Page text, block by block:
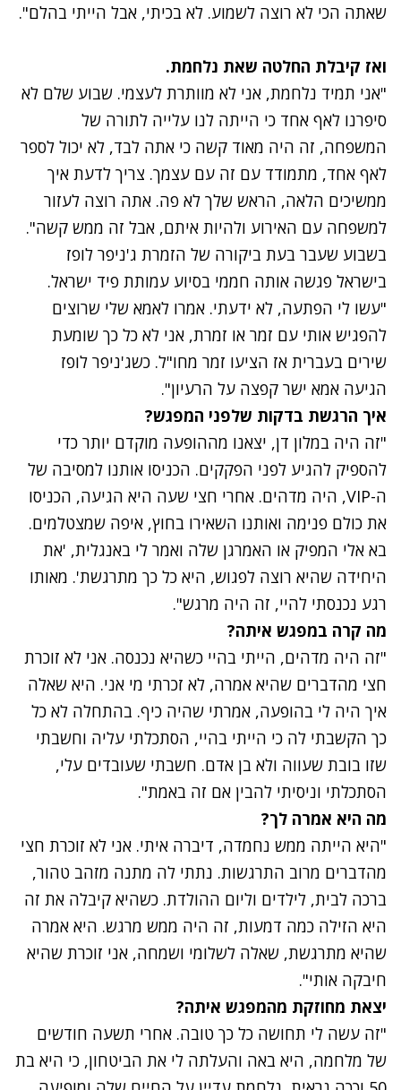
שאתה הכי לא רוצה לשמוע. לא בכיתי, אבל הייתי בהלם".
ואז קיבלת החלטה שאת נלחמת.
"אני תמיד נלחמת, אני לא מוותרת לעצמי. שבוע שלם לא
סיפרנו לאף אחד כי הייתה לנו עלייה לתורה של
המשפחה, זה היה מאוד קשה כי אתה לבד, לא יכול לספר
לאף אחד, מתמודד עם זה עם עצמך. צריך לדעת איך
ממשיכים הלאה, הראש שלך לא פה. אתה רוצה לעזור
למשפחה עם האירוע ולהיות איתם, אבל זה ממש קשה".
בשבוע שעבר בעת ביקורה של הזמרת ג'ניפר לופז
בישראל פגשה אותה חממי בסיוע עמותת פיד ישראל.
"עשו לי הפתעה, לא ידעתי. אמרו לאמא שלי שרוצים
להפגיש אותי עם זמר או זמרת, אני לא כל כך שומעת
שירים בעברית אז הציעו זמר מחו"ל. כשג'ניפר לופז
הגיעה אמא ישר קפצה על הרעיון".
איך הרגשת בדקות שלפני המפגש?
"זה היה במלון דן, יצאנו מההופעה מוקדם יותר כדי
להספיק להגיע לפני הפקקים. הכניסו אותנו למסיבה של
ה-VIP, היה מדהים. אחרי חצי שעה היא הגיעה, הכניסו
את כולם פנימה ואותנו השאירו בחוץ, איפה שמצטלמים.
בא אלי המפיק או האמרגן שלה ואמר לי באנגלית, 'את
היחידה שהיא רוצה לפגוש, היא כל כך מתרגשת'. מאותו
רגע נכנסתי להיי, זה היה מרגש".
מה קרה במפגש איתה?
"זה היה מדהים, הייתי בהיי כשהיא נכנסה. אני לא זוכרת
חצי מהדברים שהיא אמרה, לא זכרתי מי אני. היא שאלה
איך היה לי בהופעה, אמרתי שהיה כיף. בהתחלה לא כל
כך הקשבתי לה כי הייתי בהיי, הסתכלתי עליה וחשבתי
שזו בובת שעווה ולא בן אדם. חשבתי שעובדים עלי,
הסתכלתי וניסיתי להבין אם זה באמת".
מה היא אמרה לך?
"היא הייתה ממש נחמדה, דיברה איתי. אני לא זוכרת חצי
מהדברים מרוב התרגשות. נתתי לה מתנה מזהב טהור,
ברכה לבית, לילדים וליום ההולדת. כשהיא קיבלה את זה
היא הזילה כמה דמעות, זה היה ממש מרגש. היא אמרה
שהיא מתרגשת, שאלה לשלומי ושמחה, אני זוכרת שהיא
חיבקה אותי".
יצאת מחוזקת מהמפגש איתה?
"זה עשה לי תחושה כל כך טובה. אחרי תשעה חודשים
של מלחמה, היא באה והעלתה לי את הביטחון, כי היא בת